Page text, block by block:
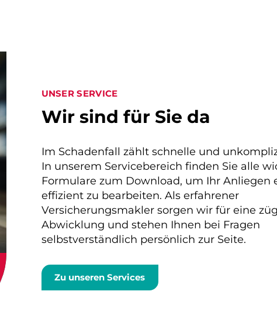
UNSER SERVICE
Wir sind für Sie da
Im Schadenfall zählt schnelle und
In unserem Servicebereich finden Sie alle
Formulare zum Download, um Ihr Anliegen
effizient zu bearbeiten. Als erfahrener
Versicherungsmakler sorgen wir für eine
Abwicklung und stehen Ihnen bei Fragen
selbstverständlich persönlich zur Seite.
Zu unseren Services